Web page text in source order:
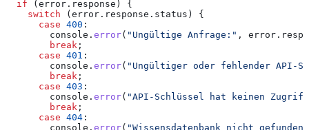
  if
(error . response ) {
    switch
(error . response . status ) {
      case
400 :
        console
. error( "Ungültige Anfrage:" , error .
        break
;
      case
401 :
        console
. error( "Ungültiger oder fehlender API-
        break
;
      case
403 :
        console
. error( "API-Schlüssel hat keinen Zugriff
        break
;
      case
404 :
        console
. error( "Wissensdatenbank nicht gefunden"